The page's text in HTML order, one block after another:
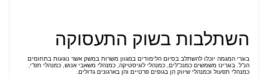
השתלבות בשוק התעסוקה
בוגרי המגמה יוכלו להשתלב בסיום הלימודים במגוון משרות במשק אשר נוגעות בתחומים
הנ”ל. בוגרינו משמשים כמנכ”לים, כמנהלי לוגיסטיקה, כמנהלי משאבי אנוש, כמנהלי תפ”י,
כמנהלי תפעול וכמנהלי שיווק הן בגופים פרטיים והן בארגונים גדולים.